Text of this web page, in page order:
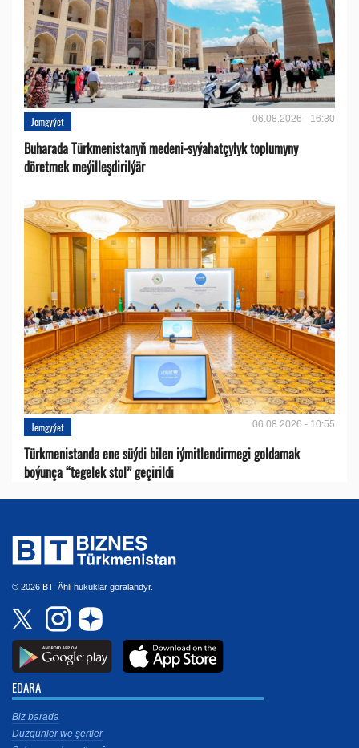
Jemgyýet 06.08.2026 - 16:30
Buharada Türkmenistanyň medeni-syýahatçylyk toplumyny
döretmek meýilleşdirilýär
Jemgyýet 06.08.2026 - 10:55
Türkmenistanda ene süýdi bilen iýmitlendirmegi goldamak
boýunça “tegelek stol” geçirildi
© 2026 BT. Ähli hukuklar goralandyr.
EDARA
Biz barada
Düzgünler we şertler